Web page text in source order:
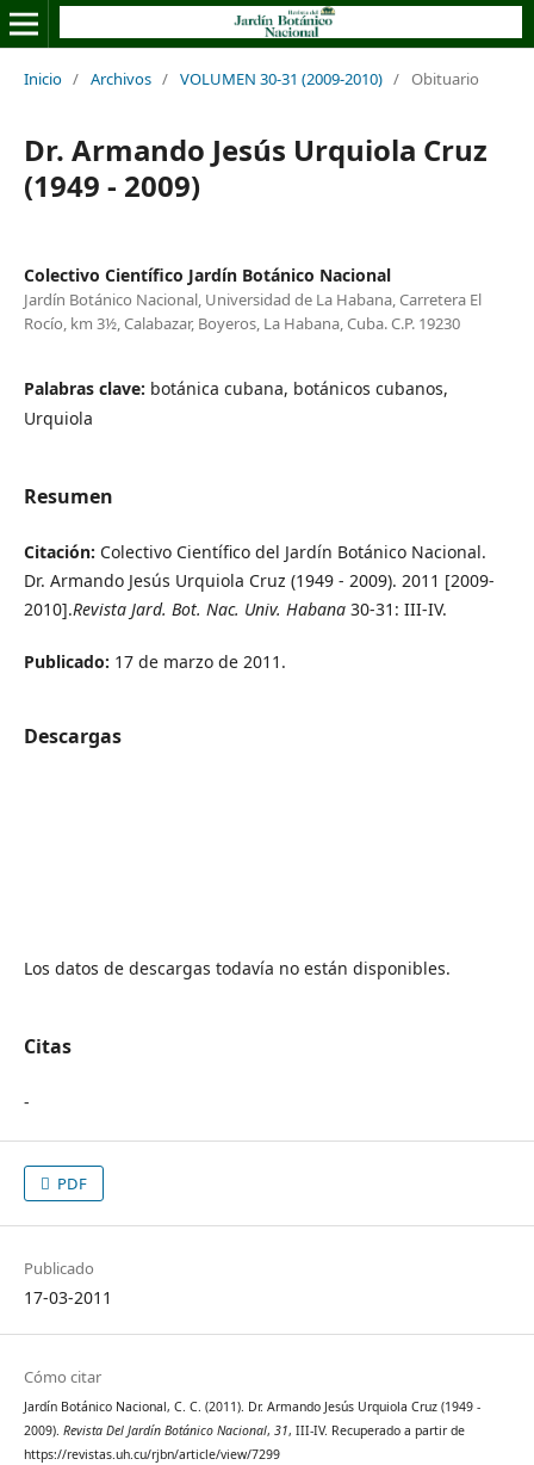
Inicio / Archivos / VOLUMEN 30-31 (2009-2010) / Obituario
Dr. Armando Jesús Urquiola Cruz
(1949 - 2009)
Colectivo Científico Jardín Botánico Nacional
Jardín Botánico Nacional, Universidad de La Habana, Carretera El
Rocío, km 3½, Calabazar, Boyeros, La Habana, Cuba. C.P. 19230
Palabras clave: botánica cubana, botánicos cubanos,
Urquiola
Resumen
Citación: Colectivo Científico del Jardín Botánico Nacional.
Dr. Armando Jesús Urquiola Cruz (1949 - 2009). 2011 [2009-
2010].Revista Jard. Bot. Nac. Univ. Habana 30-31: III-IV.
Publicado: 17 de marzo de 2011.
Descargas
Los datos de descargas todavía no están disponibles.
Citas
-
PDF
Publicado
17-03-2011
Cómo citar
Jardín Botánico Nacional, C. C. (2011). Dr. Armando Jesús Urquiola Cruz (1949 -
2009). Revista Del Jardín Botánico Nacional, 31, III-IV. Recuperado a partir de
https://revistas.uh.cu/rjbn/article/view/7299